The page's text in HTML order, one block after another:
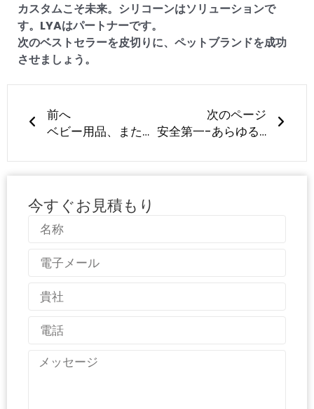
カスタムこそ未来。シリコーンはソリューションで
す。LYAはパートナーです。
次のベストセラーを皮切りに、ペットブランドを成功
させましょう。
前へ
ベビー用品、また大量リコール！
次のページ
安全第一-あらゆる赤ん坊のシリコーンプロダクトの中心のキーワード
今すぐお見積もり